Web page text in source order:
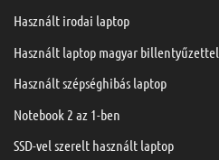
Használt irodai laptop
Használt laptop magyar billentyűzettel
Használt szépséghibás laptop
Notebook 2 az 1-ben
SSD-vel szerelt használt laptop